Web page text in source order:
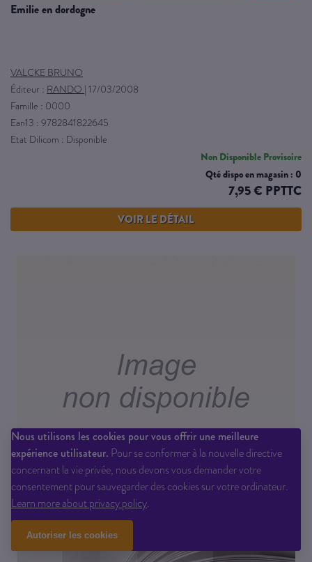
Nous utilisons les cookies pour vous offrir une meilleure
expérience utilisateur. Pour se conformer à la nouvelle directive
concernant la vie privée, nous devons vous demander votre
consentement pour sauvegarder des cookies sur votre ordinateur.
Learn more about privacy policy.
Autoriser les cookies
emilie en dordogne
VALCKE BRUNO
Éditeur : RANDO 17/03/2008
Famille : 0000
Ean13 : 9782841822645
Etat Dilicom : Disponible
Non Disponible Provisoire
Qté dispo en magasin : 0
7,95 € PPTTC
VOIR LE DÉTAIL